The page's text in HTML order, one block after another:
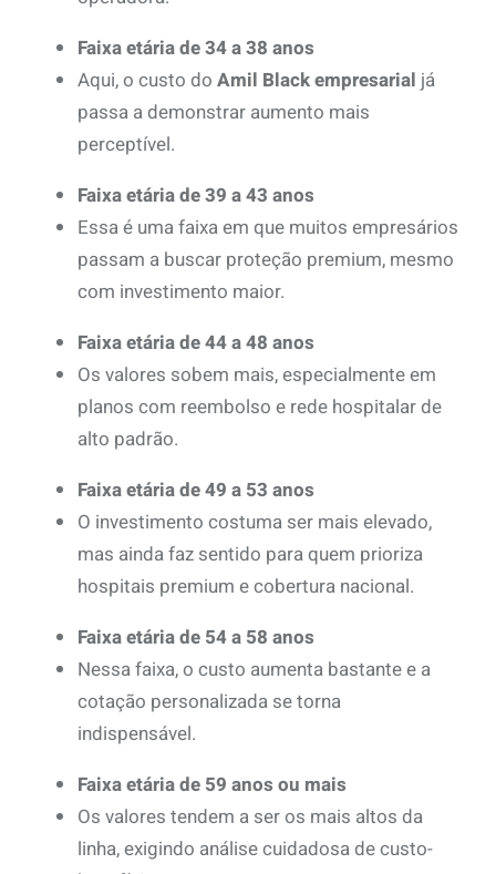
Faixa etária de 34 a 38 anos
Aqui, o custo do Amil Black empresarial já
passa a demonstrar aumento mais
perceptível.
Faixa etária de 39 a 43 anos
Essa é uma faixa em que muitos empresários
passam a buscar proteção premium, mesmo
com investimento maior.
Faixa etária de 44 a 48 anos
Os valores sobem mais, especialmente em
planos com reembolso e rede hospitalar de
alto padrão.
Faixa etária de 49 a 53 anos
O investimento costuma ser mais elevado,
mas ainda faz sentido para quem prioriza
hospitais premium e cobertura nacional.
Faixa etária de 54 a 58 anos
Nessa faixa, o custo aumenta bastante e a
cotação personalizada se torna
indispensável.
Faixa etária de 59 anos ou mais
Os valores tendem a ser os mais altos da
linha, exigindo análise cuidadosa de custo-